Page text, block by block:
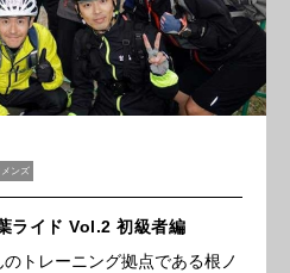
メンズ
ライド Vol.2 初級者編
トレーニング拠点である根ノ